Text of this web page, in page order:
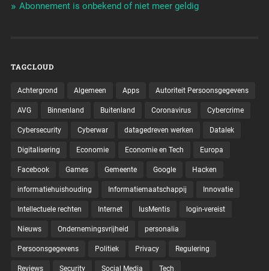
Abonnement is onbekend of niet meer geldig
TAGCLOUD
Achtergrond Algemeen Apps Autoriteit Persoonsgegevens
AVG Binnenland Buitenland Coronavirus Cybercrime
Cybersecurity Cyberwar datagedreven werken Datalek
Digitalisering Economie Economie en Tech Europa
Facebook Games Gemeente Google Hacken
informatiehuishouding Informatiemaatschappij Innovatie
Intellectuele rechten Internet IusMentis login-vereist
Nieuws Ondernemingsvrijheid personalia
Persoonsgegevens Politiek Privacy Regulering
Reviews Security Social Media Tech